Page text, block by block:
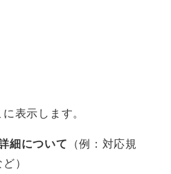
表示します。
細について （例：対応規
）